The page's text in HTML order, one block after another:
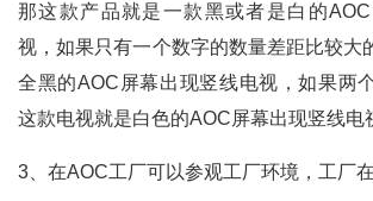
那这款产品就是一款黑或者是白的
视，如果只有一个数字的数量差距比较大
全黑的AOC屏幕出现竖线电视，如果两
这款电视就是白色的AOC屏幕出现竖线电
3、在AOC工厂可以参观工厂环境，工厂在